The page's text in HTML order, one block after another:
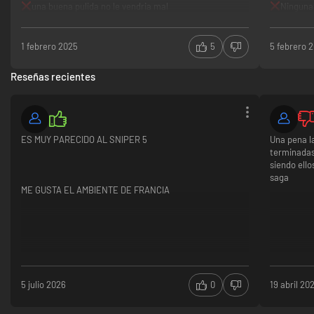
1 febrero 2025 5 5 febrero
Reseñas recientes
ES MUY PARECIDO AL SNIPER 5
ME GUSTA EL AMBIENTE DE FRANCIA
5 julio 2026 0
Una pena
siendo
saga
19 abril